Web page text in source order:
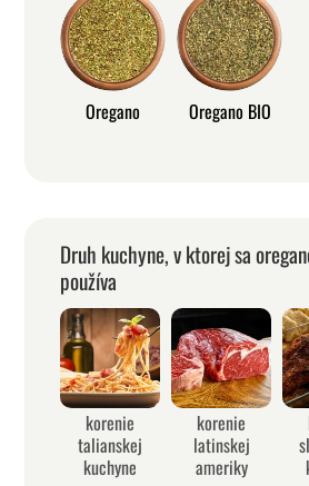
Oregano Oregano BIO
Druh kuchyne, v ktorej sa
používa
korenie
talianskej
kuchyne
korenie
latinskej
ameriky